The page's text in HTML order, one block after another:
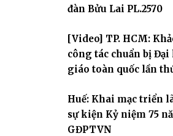
Tăng tài và tiếp nối mạng mạch Tăng-g
đàn Bửu Lai PL.2570
[Video] TP. HCM:
công tác chuẩn bị
giáo toàn quốc lần
Huế: Khai mạc triển
sự kiện Kỷ niệm 75
GĐPTVN